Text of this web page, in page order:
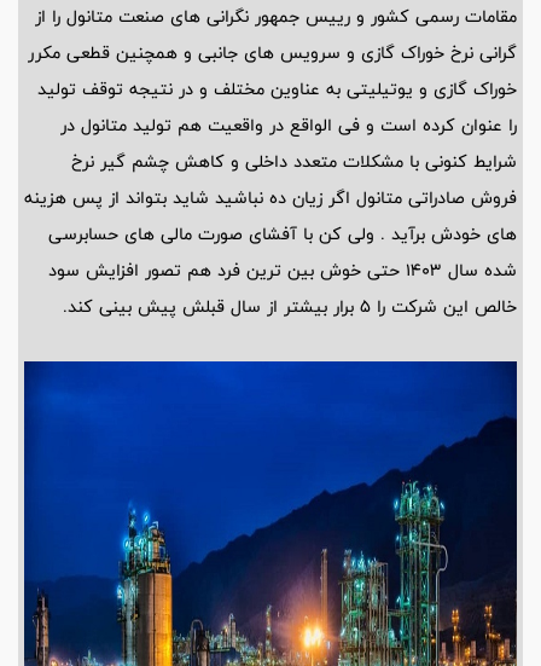
مقامات رسمی کشور و رییس جمهور نگرانی های صنعت متانول را از
گرانی نرخ خوراک گازی و سرویس های جانبی و همچنین قطعی مکرر
خوراک گازی و یوتیلیتی به عناوین مختلف و در نتیجه توقف تولید
را عنوان کرده است و فی الواقع در واقعیت هم تولید متانول در
شرایط کنونی با مشکلات متعدد داخلی و کاهش چشم گیر نرخ
فروش صادراتی متانول اگر زیان ده نباشید شاید بتواند از پس هزینه
های خودش برآید . ولی کن با آفشای صورت مالی های حسابرسی
شده سال 1403 حتی خوش بین ترین فرد هم تصور افزایش سود
خالص این شرکت را 5 برار بیشتر از سال قبلش پیش بینی کند.